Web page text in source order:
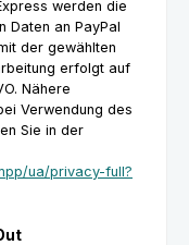
werden die
Daten an PayPal
der gewählten
erfolgt auf
Nähere
Verwendung des
Sie in der
ua/privacy-full?